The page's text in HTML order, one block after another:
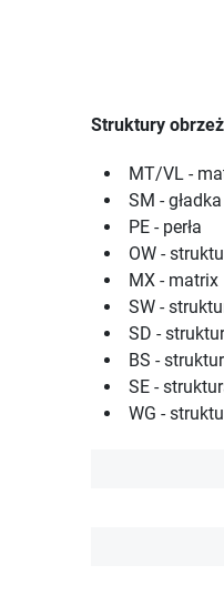
Struktury
MT/VL -
SM - gładka
PE - perła
OW -
MX - matrix
SW -
SD -
BS -
SE -
WG -